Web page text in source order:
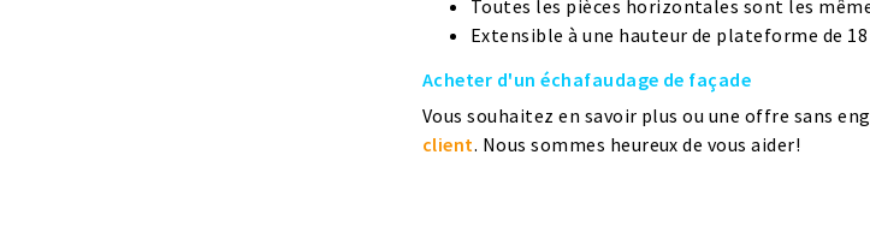
Toutes les pièces horizontales sont les
Extensible à une hauteur de plateforme de
Acheter d'un échafaudage de façade
Vous souhaitez en savoir plus ou une offre sans
client. Nous sommes heureux de vous aider!